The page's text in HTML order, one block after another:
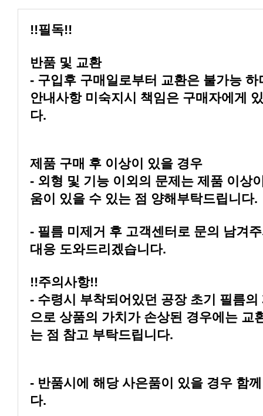
!!필독!!
반품 및 교환
다.
제품 구매 후 이상이 있을 경우
움이 있을 수 있는 점 양해부탁드립니다.
대응 도와드리겠습니다.
!!주의사항!!
는 점 참고 부탁드립니다.
다.